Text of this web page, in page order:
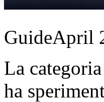
GuideApril
La
ha